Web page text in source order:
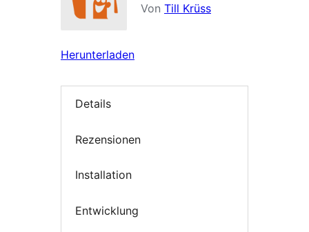
Von Till Krüss
Herunterladen
Details
Rezensionen
Installation
Entwicklung